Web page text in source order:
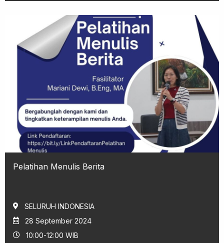
Pelatihan Menulis Berita
SELURUH INDONESIA
28 September 2024
10:00-12:00 WIB